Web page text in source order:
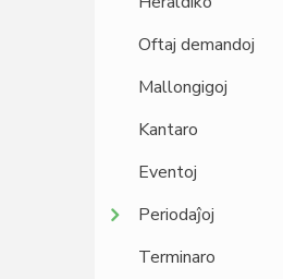
Oftaj demandoj
Mallongigoj
Kantaro
Eventoj
Periodaĵoj
Terminaro